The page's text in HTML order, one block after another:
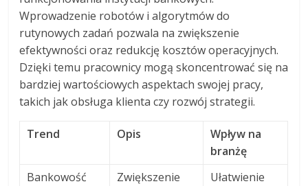
Wprowadzenie robotów i algorytmów do
rutynowych zadań pozwala na zwiększenie
efektywności oraz redukcję kosztów operacyjnych.
Dzięki temu pracownicy mogą skoncentrować się na
bardziej wartościowych aspektach swojej pracy,
takich jak obsługa klienta czy rozwój strategii.
Trend Opis
Wpływ na
branżę
Bankowość
Zwiększenie
Ułatwienie